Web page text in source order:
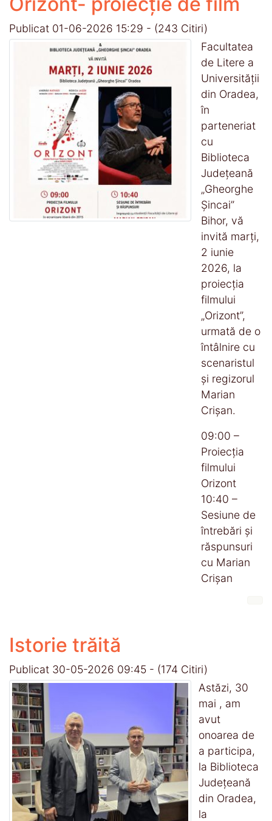
Publicat 01-06-2026 15:29 - (243 Citiri)
Facultatea
de Litere a
Universității
din Oradea,
în
parteneriat
cu
Biblioteca
Județeană
„Gheorghe
Șincai”
Bihor, vă
invită marți,
2 iunie
2026, la
proiecția
filmului
„Orizont”,
urmată de o
întâlnire cu
scenaristul
și regizorul
Marian
Crișan.
09:00 –
Proiecția
filmului
Orizont
10:40 –
Sesiune de
întrebări și
răspunsuri
cu Marian
Crișan
Istorie trăită
Publicat 30-05-2026 09:45 - (174 Citiri)
Astăzi, 30
mai , am
avut
onoarea de
a participa,
la Biblioteca
Județeană
din Oradea,
la